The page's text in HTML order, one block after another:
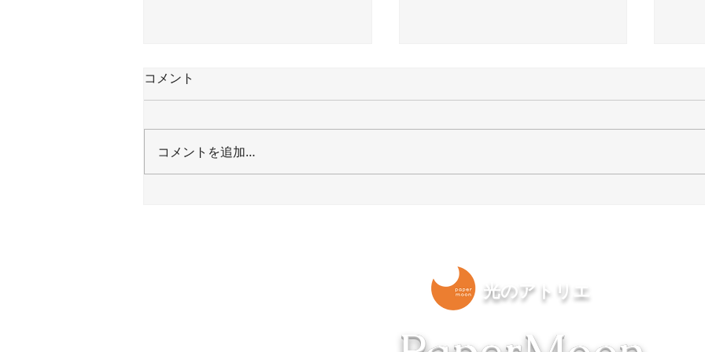
コメント
コメントを追加…
光のアトリエ